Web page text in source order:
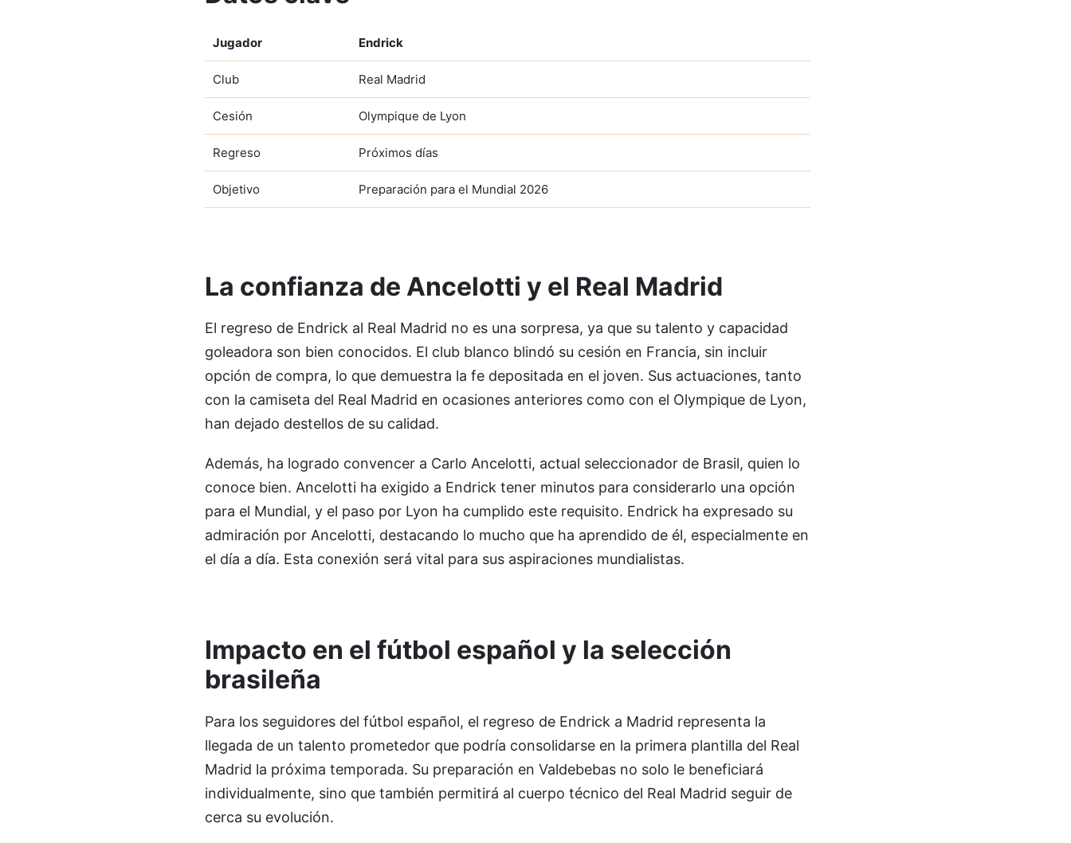
Jugador Endrick
Club Real Madrid
Cesión Olympique de Lyon
Regreso Próximos días
Objetivo Preparación para el Mundial 2026
La confianza de Ancelotti y el Real Madrid
El regreso de Endrick al Real Madrid no es una sorpresa, ya que su talento y capacidad
goleadora son bien conocidos. El club blanco blindó su cesión en Francia, sin incluir
opción de compra, lo que demuestra la fe depositada en el joven. Sus actuaciones, tanto
con la camiseta del Real Madrid en ocasiones anteriores como con el Olympique de Lyon,
han dejado destellos de su calidad.
Además, ha logrado convencer a Carlo Ancelotti, actual seleccionador de Brasil, quien lo
conoce bien. Ancelotti ha exigido a Endrick tener minutos para considerarlo una opción
para el Mundial, y el paso por Lyon ha cumplido este requisito. Endrick ha expresado su
admiración por Ancelotti, destacando lo mucho que ha aprendido de él, especialmente en
el día a día. Esta conexión será vital para sus aspiraciones mundialistas.
Impacto en el fútbol español y la selección
brasileña
Para los seguidores del fútbol español, el regreso de Endrick a Madrid representa la
llegada de un talento prometedor que podría consolidarse en la primera plantilla del Real
Madrid la próxima temporada. Su preparación en Valdebebas no solo le beneficiará
individualmente, sino que también permitirá al cuerpo técnico del Real Madrid seguir de
cerca su evolución.